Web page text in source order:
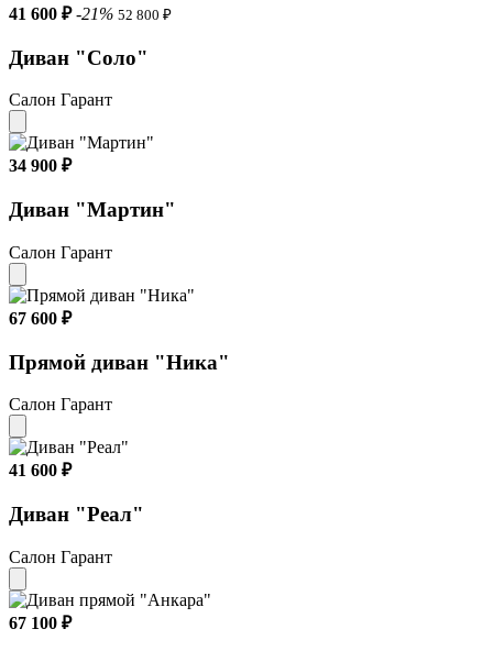
41 600 ₽ -21% 52 800 ₽
Диван "Соло"
Салон Гарант
34 900 ₽
Диван "Мартин"
Салон Гарант
67 600 ₽
Прямой диван "Ника"
Салон Гарант
41 600 ₽
Диван "Реал"
Салон Гарант
67 100 ₽